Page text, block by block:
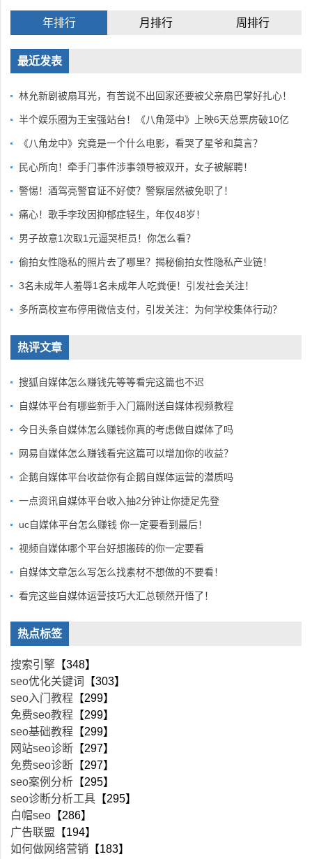
年排行 月排行 周排行
最近发表
林允新剧被扇耳光，有苦说不出回家还要被父亲扇巴掌好扎心！
半个娱乐圈为王宝强站台！《八角笼中》上映6天总票房破10亿
《八角龙中》究竟是一个什么电影，看哭了星爷和莫言？
民心所向！牵手门事件涉事领导被双开，女子被解聘！
警惕！酒驾亮警官证不好使？警察居然被免职了！
痛心！歌手李玟因抑郁症轻生，年仅48岁！
男子故意1次取1元逼哭柜员！你怎么看？
偷拍女性隐私的照片去了哪里？揭秘偷拍女性隐私产业链！
3名未成年人羞辱1名未成年人吃粪便！引发社会关注！
多所高校宣布停用微信支付，引发关注：为何学校集体行动？
热评文章
搜狐自媒体怎么赚钱先等等看完这篇也不迟
自媒体平台有哪些新手入门篇附送自媒体视频教程
今日头条自媒体怎么赚钱你真的考虑做自媒体了吗
网易自媒体怎么赚钱看完这篇可以增加你的收益？
企鹅自媒体平台收益你有企鹅自媒体运营的潜质吗
一点资讯自媒体平台收入抽2分钟让你捷足先登
uc自媒体平台怎么赚钱 你一定要看到最后！
视频自媒体哪个平台好想搬砖的你一定要看
自媒体文章怎么写怎么找素材不想做的不要看！
看完这些自媒体运营技巧大汇总顿然开悟了！
热点标签
搜索引擎 【348】
seo优化关键词
【303】
seo入门教程 【299】
免费seo教程 【299】
seo基础教程 【299】
网站seo诊断 【297】
免费seo诊断 【297】
seo案例分析 【295】
seo诊断分析工具 【295】
白帽seo 【286】
广告联盟 【194】
如何做网络营销 【183】